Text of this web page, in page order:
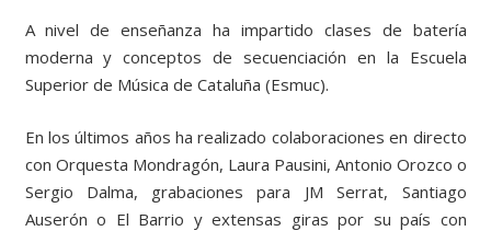
A nivel de enseñanza ha impartido clases de batería
moderna y conceptos de secuenciación en la Escuela
Superior de Música de Cataluña (Esmuc).
En los últimos años ha realizado colaboraciones en directo
con Orquesta Mondragón, Laura Pausini, Antonio Orozco o
Sergio Dalma, grabaciones para JM Serrat, Santiago
Auserón o El Barrio y extensas giras por su país con